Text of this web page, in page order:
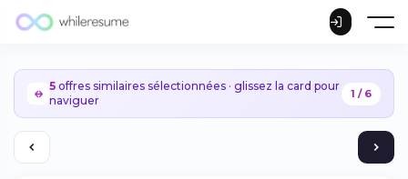
5 offres similaires sélectionnées · glissez la card pour
naviguer
1 / 6